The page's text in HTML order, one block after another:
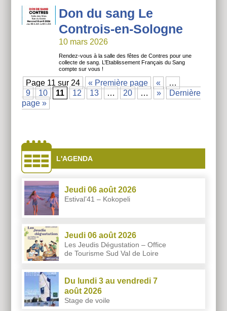
Don du sang Le
Controis-en-Sologne
10 mars 2026
Rendez-vous à la salle des fêtes de Contres pour une
collecte de sang. L’Etablissement Français du Sang
compte sur vous !
Page 11 sur 24 « Première page «
…
9
10 11 12 13 … 20 … »
Dernière
page »
côtés
L'AGENDA
Jeudi 06 août 2026
Estival’41 – Kokopeli
Jeudi 06 août 2026
Les Jeudis Dégustation – Office
de Tourisme Sud Val de Loire
Du lundi 3 au vendredi 7
août 2026
Stage de voile